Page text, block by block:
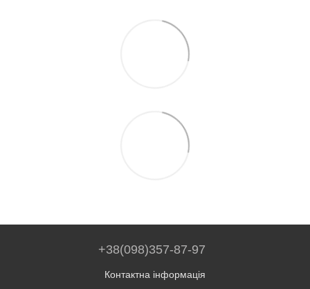
+38(098)357-87-97
Контактна інформація